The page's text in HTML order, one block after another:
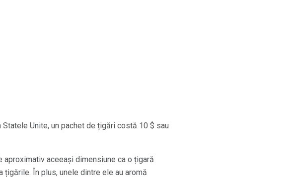
Unite, un pachet de țigări costă 10 $ sau
aceeași dimensiune ca o țigară
țigările. În plus, unele dintre ele au aromă